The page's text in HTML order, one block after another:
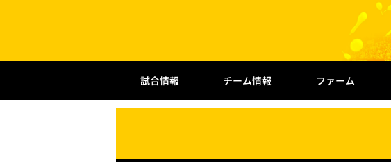
試合情報 チーム情報 ファーム